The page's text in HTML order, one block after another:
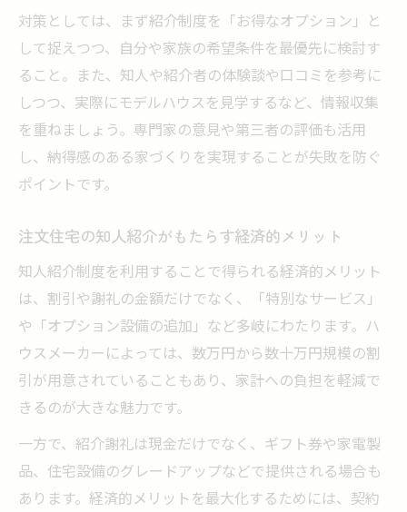
対策としては、まず紹介制度を「お得なオプション」と
して捉えつつ、自分や家族の希望条件を最優先に検討す
ること。また、知人や紹介者の体験談や口コミを参考に
しつつ、実際にモデルハウスを見学するなど、情報収集
を重ねましょう。専門家の意見や第三者の評価も活用
し、納得感のある家づくりを実現することが失敗を防ぐ
ポイントです。
注文住宅の知人紹介がもたらす経済的メリット
知人紹介制度を利用することで得られる経済的メリット
は、割引や謝礼の金額だけでなく、「特別なサービス」
や「オプション設備の追加」など多岐にわたります。ハ
ウスメーカーによっては、数万円から数十万円規模の割
引が用意されていることもあり、家計への負担を軽減で
きるのが大きな魅力です。
一方で、紹介謝礼は現金だけでなく、ギフト券や家電製
品、住宅設備のグレードアップなどで提供される場合も
あります。経済的メリットを最大化するためには、契約